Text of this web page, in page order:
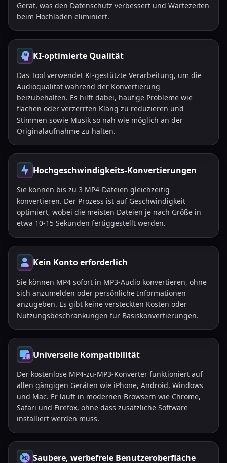
Gerät, was den Datenschutz verbessert und Wartezeiten
beim Hochladen eliminiert.
KI-optimierte Qualität
Das Tool verwendet KI-gestützte Verarbeitung, um die
Audioqualität während der Konvertierung
beizubehalten. Es hilft dabei, häufige Probleme wie
flachen oder verzerrten Klang zu reduzieren und
Stimmen sowie Musik so nah wie möglich an der
Originalaufnahme zu halten.
Hochgeschwindigkeits-Konvertierungen
Sie können bis zu 3 MP4-Dateien gleichzeitig
konvertieren. Der Prozess ist auf Geschwindigkeit
optimiert, wobei die meisten Dateien je nach Größe in
etwa 10-15 Sekunden fertiggestellt werden.
Kein Konto erforderlich
Sie können MP4 sofort in MP3-Audio konvertieren, ohne
sich anzumelden oder persönliche Informationen
anzugeben. Es gibt keine versteckten Kosten oder
Nutzungsbeschränkungen für Basiskonvertierungen.
Universelle Kompatibilität
Der kostenlose MP4-zu-MP3-Konverter funktioniert auf
allen gängigen Geräten wie iPhone, Android, Windows
und Mac. Er läuft in modernen Browsern wie Chrome,
Safari und Firefox, ohne dass zusätzliche Software
installiert werden muss.
Saubere, werbefreie Benutzeroberfläche